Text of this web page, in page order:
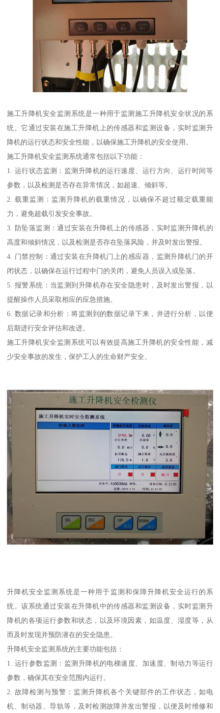
施工升降机安全监测系统是一种用于监测施工升降机安全状况的系
统。它通过安装在施工升降机上的传感器和监测设备，实时监测升
降机的运行状态和安全性能，以确保施工升降机的安全使用。
施工升降机安全监测系统通常包括以下功能：
1. 运行状态监测：监测升降机的运行速度、运行方向、运行时间等
参数，以及检测是否存在异常情况，如超速、倾斜等。
2. 载重监测：监测升降机的载重情况，以确保不超过额定载重能
力，避免超载引发安全事故。
3. 防坠落监测：通过安装在升降机上的传感器，实时监测升降机的
高度和倾斜情况，以及检测是否存在坠落风险，并及时发出警报。
4. 门禁控制：通过安装在升降机门上的感应器，监测升降机门的开
闭状态，以确保在运行过程中门的关闭，避免人员误入或坠落。
5. 报警系统：当监测到升降机存在安全隐患时，及时发出警报，以
提醒操作人员采取相应的应急措施。
6. 数据记录和分析：将监测到的数据记录下来，并进行分析，以便
后期进行安全评估和改进。
施工升降机安全监测系统可以有效提高施工升降机的安全性能，减
少安全事故的发生，保护工人的生命财产安全。
升降机安全监测系统是一种用于监测和保障升降机安全运行的系
统。该系统通过安装在升降机中的传感器和监测设备，实时监测升
降机的各项运行参数和状态，以及环境因素，如温度、湿度等，从
而及时发现并预防潜在的安全隐患。
升降机安全监测系统的主要功能包括：
1. 运行参数监测：监测升降机的电梯速度、加速度、制动力等运行
参数，确保其在安全范围内运行。
2. 故障检测与预警：监测升降机各个关键部件的工作状态，如电
机、制动器、导轨等，及时检测故障并发出警报，以便及时维修和